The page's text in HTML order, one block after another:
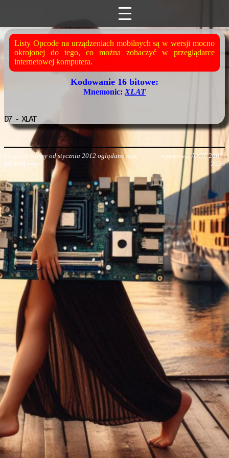
Listy Opcode na urządzeniach mobilnych są w wersji mocno
okrojonej do tego, co można zobaczyć w przeglądarce
internetowej komputera.
Kodowanie 16 bitowe:
Mnemonic: XLAT
D7- XLAT
z tego co wiemy od stycznia 2012 oglądano nas:
547035 razy...
opracował AJOT 2007-
2026